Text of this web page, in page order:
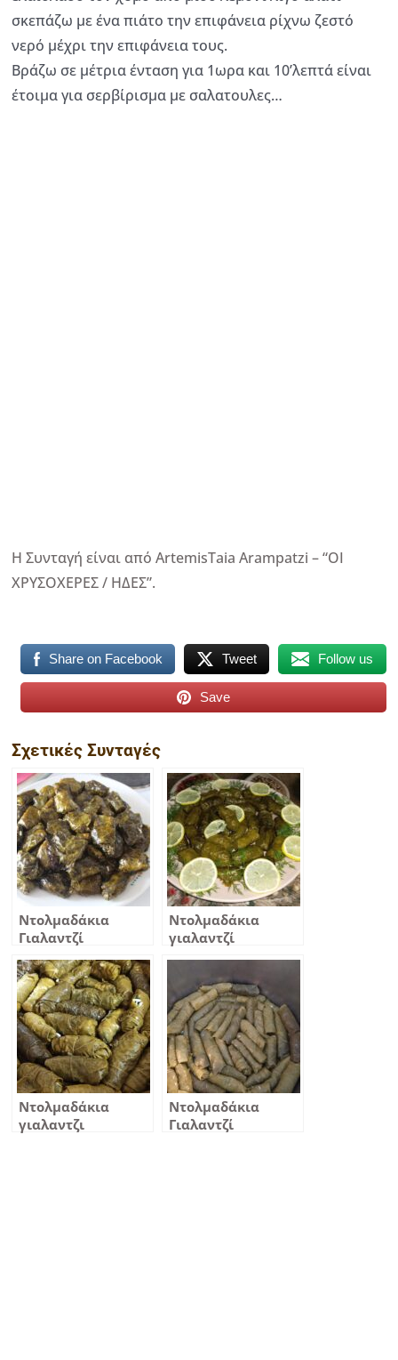
σκεπάζω με ένα πιάτο την επιφάνεια ρίχνω ζεστό
νερό μέχρι την επιφάνεια τους.
Βράζω σε μέτρια ένταση για 1ωρα και 10’λεπτά είναι
έτοιμα για σερβίρισμα με σαλατουλες…
Η Συνταγή είναι από ArtemisTaia Arampatzi – “ΟΙ
ΧΡΥΣΟΧΕΡΕΣ / ΗΔΕΣ”.
Share on Facebook Tweet Follow us
Save
Σχετικές Συνταγές
Ντολμαδάκια
Γιαλαντζί
Ντολμαδάκια
γιαλαντζί
Ντολμαδάκια
γιαλαντζι
Ντολμαδάκια
Γιαλαντζί